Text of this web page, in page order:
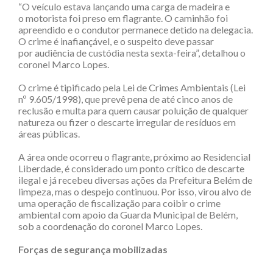
“O veículo estava lançando uma carga de madeira e
o motorista foi preso em flagrante. O caminhão foi
apreendido e o condutor permanece detido na delegacia.
O crime é inafiançável, e o suspeito deve passar
por audiência de custódia nesta sexta-feira”, detalhou o
coronel Marco Lopes.
O crime é tipificado pela Lei de Crimes Ambientais (Lei
nº 9.605/1998), que prevê pena de até cinco anos de
reclusão e multa para quem causar poluição de qualquer
natureza ou fizer o descarte irregular de resíduos em
áreas públicas.
A área onde ocorreu o flagrante, próximo ao Residencial
Liberdade, é considerado um ponto crítico de descarte
ilegal e já recebeu diversas ações da Prefeitura Belém de
limpeza, mas o despejo continuou. Por isso, virou alvo de
uma operação de fiscalização para coibir o crime
ambiental com apoio da Guarda Municipal de Belém,
sob a coordenação do coronel Marco Lopes.
Forças de segurança mobilizadas